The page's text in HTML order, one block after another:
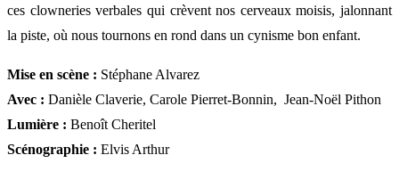
ces clowneries verbales qui crèvent nos cerveaux moisis, jalonnant
la piste, où nous tournons en rond dans un cynisme bon enfant.
Mise en scène : Stéphane Alvarez
Avec : Danièle Claverie, Carole Pierret-Bonnin, Jean-Noël Pithon
Lumière : Benoît Cheritel
Scénographie : Elvis Arthur